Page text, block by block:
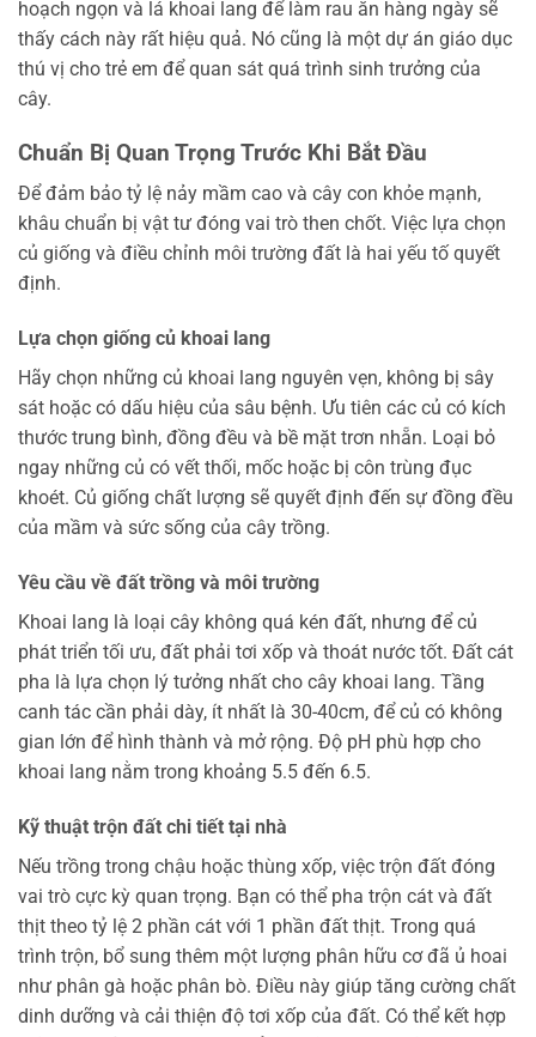
hoạch ngọn và lá khoai lang để làm rau ăn hàng ngày sẽ
thấy cách này rất hiệu quả. Nó cũng là một dự án giáo dục
thú vị cho trẻ em để quan sát quá trình sinh trưởng của
cây.
Chuẩn Bị Quan Trọng Trước Khi Bắt Đầu
Để đảm bảo tỷ lệ nảy mầm cao và cây con khỏe mạnh,
khâu chuẩn bị vật tư đóng vai trò then chốt. Việc lựa chọn
củ giống và điều chỉnh môi trường đất là hai yếu tố quyết
định.
Lựa chọn giống củ khoai lang
Hãy chọn những củ khoai lang nguyên vẹn, không bị sây
sát hoặc có dấu hiệu của sâu bệnh. Ưu tiên các củ có kích
thước trung bình, đồng đều và bề mặt trơn nhẵn. Loại bỏ
ngay những củ có vết thối, mốc hoặc bị côn trùng đục
khoét. Củ giống chất lượng sẽ quyết định đến sự đồng đều
của mầm và sức sống của cây trồng.
Yêu cầu về đất trồng và môi trường
Khoai lang là loại cây không quá kén đất, nhưng để củ
phát triển tối ưu, đất phải tơi xốp và thoát nước tốt. Đất cát
pha là lựa chọn lý tưởng nhất cho cây khoai lang. Tầng
canh tác cần phải dày, ít nhất là 30-40cm, để củ có không
gian lớn để hình thành và mở rộng. Độ pH phù hợp cho
khoai lang nằm trong khoảng 5.5 đến 6.5.
Kỹ thuật trộn đất chi tiết tại nhà
Nếu trồng trong chậu hoặc thùng xốp, việc trộn đất đóng
vai trò cực kỳ quan trọng. Bạn có thể pha trộn cát và đất
thịt theo tỷ lệ 2 phần cát với 1 phần đất thịt. Trong quá
trình trộn, bổ sung thêm một lượng phân hữu cơ đã ủ hoai
như phân gà hoặc phân bò. Điều này giúp tăng cường chất
dinh dưỡng và cải thiện độ tơi xốp của đất. Có thể kết hợp